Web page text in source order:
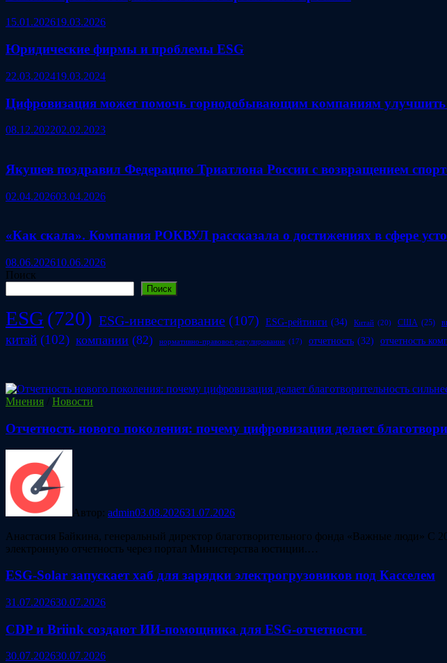
15.01.202619.03.2026
Юридические фирмы и проблемы ESG
22.03.202419.03.2024
Цифровизация может помочь горнодобывающим компаниям улучшить
08.12.202202.02.2023
Якушев поздравил Федерацию Триатлона России с возвращением
02.04.202603.04.2026
«Как скала». Компания РОКВУЛ рассказала о достижениях в сфере
08.06.202610.06.2026
Поиск
Поиск
ESG (720) ESG-инвестирование (107) ESG-рейтинги (34) Китай (20) США (25)
китай (102) компании (82) нормативно-правовое регулирование (17) отчетность (32) отчетность
Мнения / Новости
Отчетность нового поколения: почему цифровизация делает
Автор: admin03.08.202631.07.2026
Анастасия Байкина, генеральный директор благотворительного фонда «Важные люди» С
электронную отчетность через портал Министерства юстиции.…
ESG‑Solar запускает хаб для зарядки электрогрузовиков под Касселем
31.07.202630.07.2026
CDP и Briink создают ИИ‑помощника для ESG-отчетности
30.07.202630.07.2026